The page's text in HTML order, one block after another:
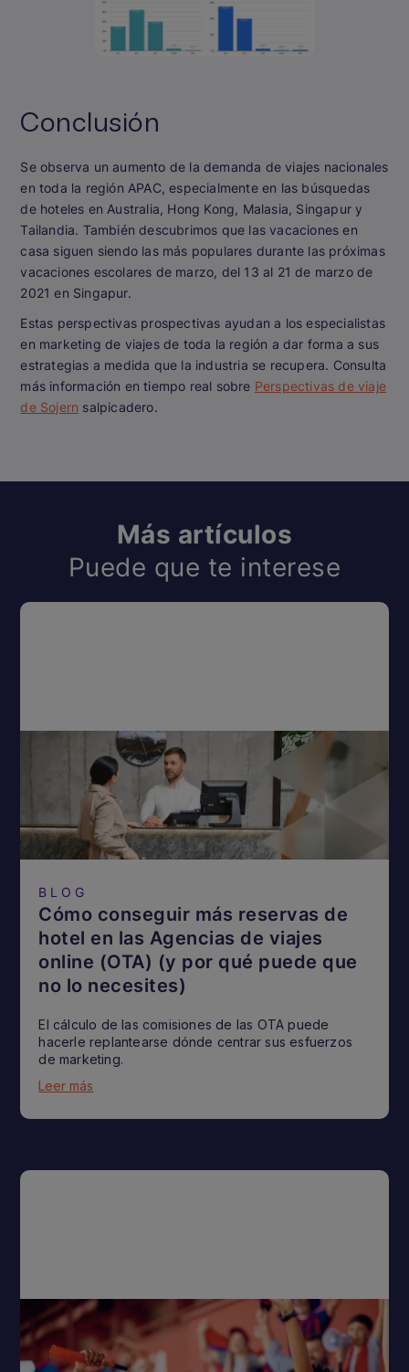
Conclusión
Se observa un aumento de la demanda de viajes nacionales
en toda la región APAC, especialmente en las búsquedas
de hoteles en Australia, Hong Kong, Malasia, Singapur y
Tailandia. También descubrimos que las vacaciones en
casa siguen siendo las más populares durante las próximas
vacaciones escolares de marzo, del 13 al 21 de marzo de
2021 en Singapur.
Estas perspectivas prospectivas ayudan a los especialistas
en marketing de viajes de toda la región a dar forma a sus
estrategias a medida que la industria se recupera. Consulta
más información en tiempo real sobre Perspectivas de viaje
de Sojern salpicadero.
Más artículos
Puede que te interese
BLOG
Cómo conseguir más reservas de
hotel en las Agencias de viajes
online (OTA) (y por qué puede que
no lo necesites)
El cálculo de las comisiones de las OTA puede
hacerle replantearse dónde centrar sus esfuerzos
de marketing.
Leer más